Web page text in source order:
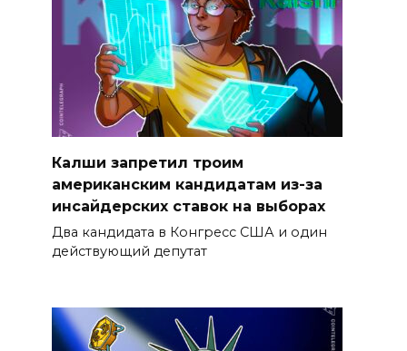
Калши запретил троим
американским кандидатам из-за
инсайдерских ставок на выборах
Два кандидата в Конгресс США и один
действующий депутат